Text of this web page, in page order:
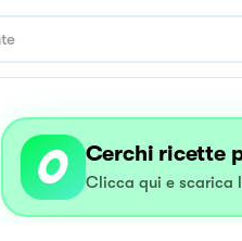
Cerchi ricette
Clicca qui e scarica